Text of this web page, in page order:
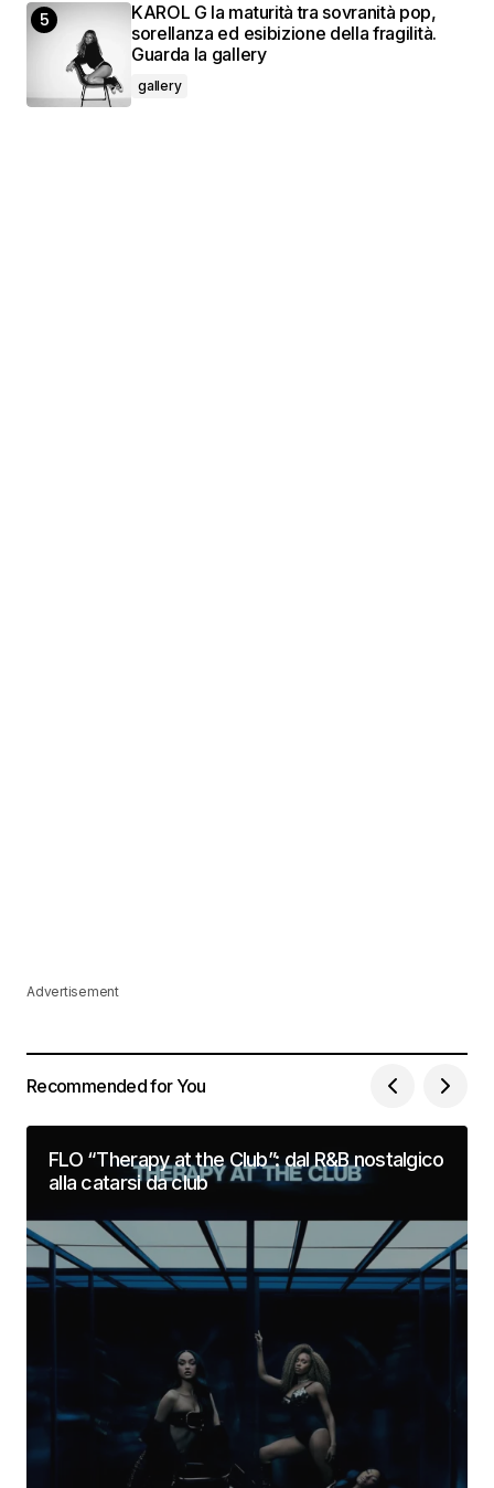
KAROL G la maturità tra sovranità pop,
sorellanza ed esibizione della fragilità.
Guarda la gallery
gallery
Advertisement
Recommended for You
FLO “Therapy at the Club”: dal R&B nostalgico
alla catarsi da club